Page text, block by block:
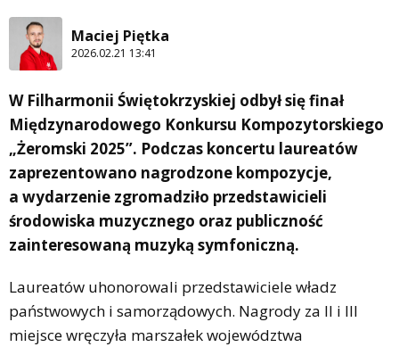
Maciej Piętka
2026.02.21 13:41
W Filharmonii Świętokrzyskiej odbył się finał
Międzynarodowego Konkursu Kompozytorskiego
„Żeromski 2025”. Podczas koncertu laureatów
zaprezentowano nagrodzone kompozycje,
a wydarzenie zgromadziło przedstawicieli
środowiska muzycznego oraz publiczność
zainteresowaną muzyką symfoniczną.
Laureatów uhonorowali przedstawiciele władz
państwowych i samorządowych. Nagrody za II i III
miejsce wręczyła marszałek województwa